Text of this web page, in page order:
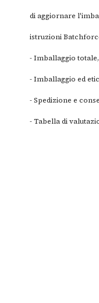
di aggiornare
istruzioni
- Imballaggio
- Imballaggio ed
- Spedizione e
- Tabella di